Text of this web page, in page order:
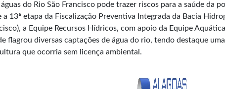
do Rio São Francisco pode trazer riscos para a saúde da
13ª etapa da Fiscalização Preventiva Integrada da Bacia
a Equipe Recursos Hídricos, com apoio da Equipe
flagrou diversas captações de água do rio, tendo destaque
que ocorria sem licença ambiental.